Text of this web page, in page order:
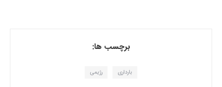
برچسب ها:
بارداری رژیمی